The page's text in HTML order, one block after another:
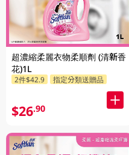
超濃縮柔麗衣物柔順劑 (清新香
花)1L
2件$42.9 指定分類送贈品
$26.90